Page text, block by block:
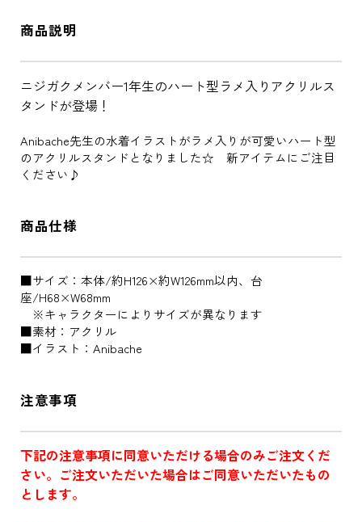
商品説明
ニジガクメンバー1年生のハート型ラメ入りアクリルス
タンドが登場！
Anibache先生の水着イラストがラメ入りが可愛いハート型
のアクリルスタンドとなりました☆ 新アイテムにご注目
ください♪
商品仕様
■サイズ：本体/約H126×約W126mm以内、台
座/H68×W68mm
※キャラクターによりサイズが異なります
■素材：アクリル
■イラスト：Anibache
注意事項
下記の注意事項に同意いただける場合のみご注文くだ
さい。ご注文いただいた場合はご同意いただいたもの
とします。